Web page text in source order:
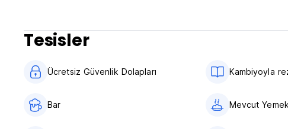
Vergiler dahil.
Kahvaltı dahil değildir.
Hayvan dostu.
Belirlenen alanlar dışında sigara içmek yasaktır. (Auto-translated
Tesisler
Ücretsiz Güvenlik Dolapları Kambiyoyla
Bar Mevcut